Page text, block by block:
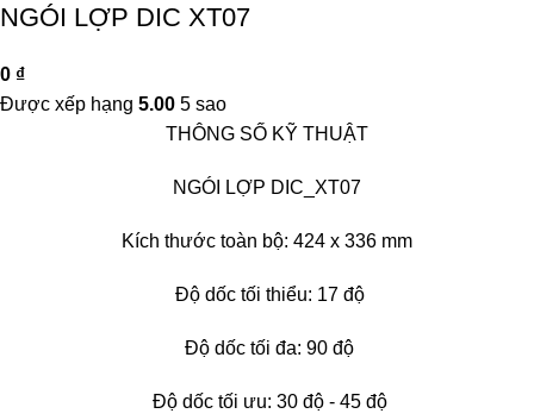
NGÓI LỢP DIC XT07
0 ₫
Được xếp hạng 5.00 5 sao
THÔNG SỐ KỸ THUẬT
NGÓI LỢP DIC_XT07
Kích thước toàn bộ: 424 x 336 mm
Độ dốc tối thiểu: 17 độ
Độ dốc tối đa: 90 độ
Độ dốc tối ưu: 30 độ - 45 độ